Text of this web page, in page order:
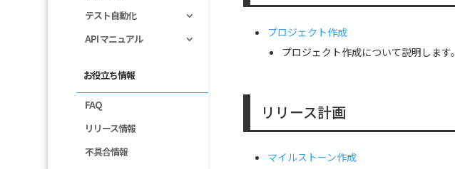
テスト自動化
API マニュアル
お役立ち情報
FAQ
リリース情報
不具合情報
プロジェクト作成
プロジェクト作成について説明します。
リリース計画
マイルストーン作成